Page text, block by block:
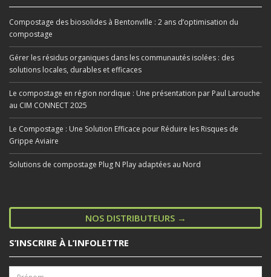
Compostage des biosolides à Bentonville : 2 ans d’optimisation du
compostage
Gérer les résidus organiques dans les communautés isolées : des
solutions locales, durables et efficaces
Le compostage en région nordique : Une présentation par Paul Larouche
au CIM CONNECT 2025
Le Compostage : Une Solution Efficace pour Réduire les Risques de
Grippe Aviaire
Solutions de compostage Plug N Play adaptées au Nord
NOS DISTRIBUTEURS →
S’INSCRIRE À L’INFOLETTRE